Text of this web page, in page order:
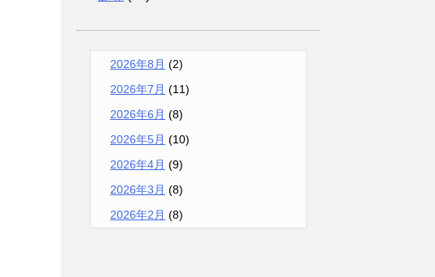
2026年8月 (2)
2026年7月 (11)
2026年6月 (8)
2026年5月 (10)
2026年4月 (9)
2026年3月 (8)
2026年2月 (8)